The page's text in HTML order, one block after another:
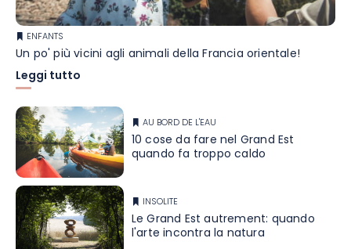
ENFANTS
Un po' più vicini agli animali della Francia orientale!
Leggi tutto
AU BORD DE L'EAU
10 cose da fare nel Grand Est
quando fa troppo caldo
INSOLITE
Le Grand Est autrement: quando
l'arte incontra la natura